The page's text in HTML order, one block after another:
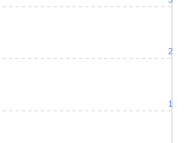
1
2